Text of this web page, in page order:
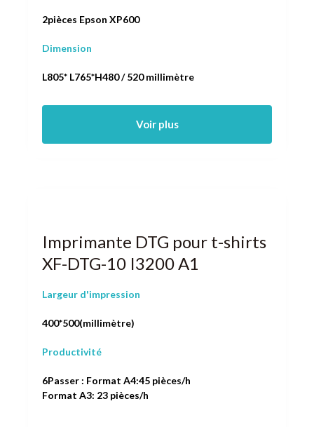
2pièces Epson XP600
Dimension
L805* L765*H480 / 520 millimètre
Voir plus
Imprimante DTG pour t-shirts
XF-DTG-10 I3200 A1
Largeur d'impression
400*500(millimètre)
Productivité
6Passer : Format A4:45 pièces/h
Format A3: 23 pièces/h